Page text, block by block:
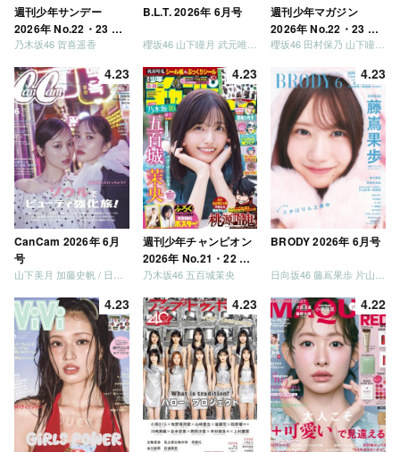
週刊少年サンデー
2026年 No.22・23 合
併号
乃木坂46 賀喜遥香
B.L.T. 2026年 6月号
櫻坂46 山下瞳月 武元唯衣 / 乃木坂46 海邉朱莉
週刊少年マガジン
2026年 No.22・23 合
併号
4.23
CanCam 2026年 6月
号
4.23
週刊少年チャンピオン
2026年 No.21・22 合
併号
乃木坂46 五百城茉央
4.23
BRODY 2026年 6月号
4.23 4.23 4.22